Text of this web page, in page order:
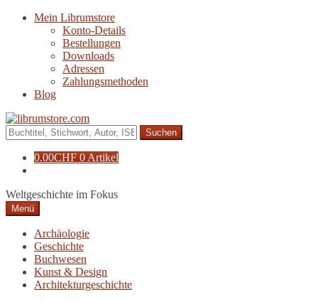
Navigation
Zum
Mein Librumstore
Konto-Details
Bestellungen
Downloads
Adressen
Zahlungsmethoden
Blog
Suche
nach:
0.00CHF 0 Artikel
Weltgeschichte im Fokus
Menü
Archäologie
Geschichte
Buchwesen
Kunst & Design
Architekturgeschichte